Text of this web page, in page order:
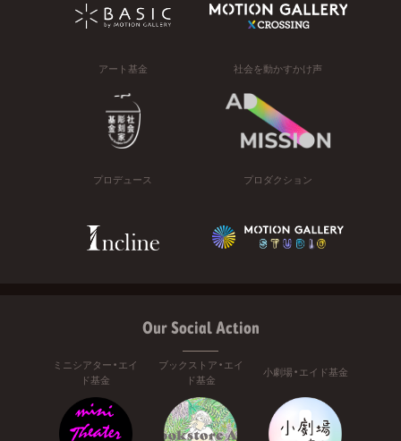
アート基金 社会を動かすかけ声
プロデュース プロダクション
Our Social Action
ミニシアター・エイ
ド基金
ブックストア・エイ
ド基金
小劇場・エイド基金